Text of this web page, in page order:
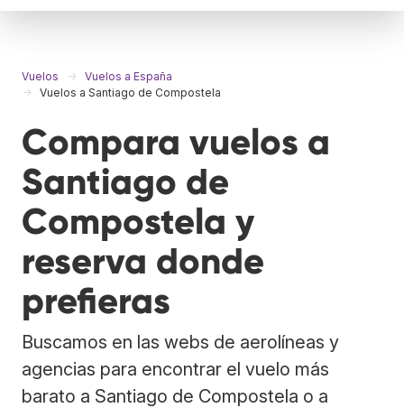
Vuelos
Vuelos a España
Vuelos a Santiago de Compostela
Compara vuelos a
Santiago de
Compostela y
reserva donde
prefieras
Buscamos en las webs de aerolíneas y
agencias para encontrar el vuelo más
barato a Santiago de Compostela o a